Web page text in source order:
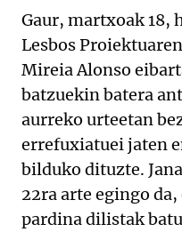
Gaur, martxoak 18,
Lesbos
Mireia Alonso
batzuekin batera
aurreko urteetan
errefuxiatuei jaten
bilduko dituzte.
22ra arte egingo
pardina dilistak